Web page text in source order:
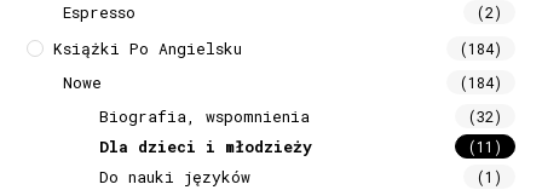
Espresso (2)
Książki Po Angielsku (184)
Nowe (184)
Biografia, wspomnienia (32)
Dla dzieci i młodzieży (11)
Do nauki języków (1)